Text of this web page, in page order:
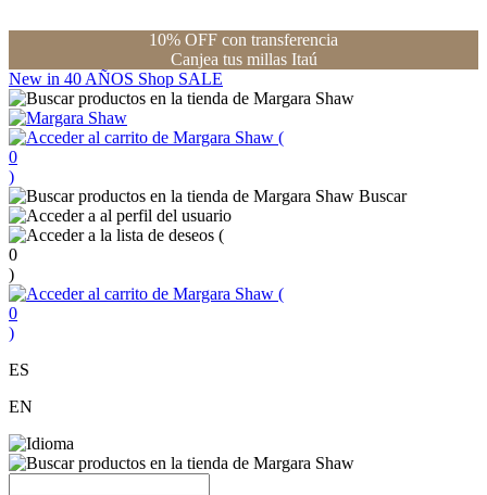
10% OFF con transferencia
Canjea tus millas Itaú
New in 40 AÑOS Shop SALE
(
0
)
Buscar
(
0
)
(
0
)
ES
EN